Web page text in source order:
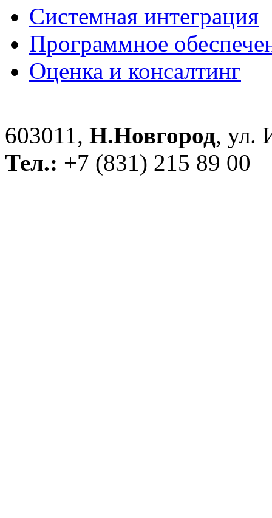
Системная интеграция
Программное
Оценка и консалтинг
603011, Н.Новгород, ул.
Тел.: +7 (831) 215 89 00